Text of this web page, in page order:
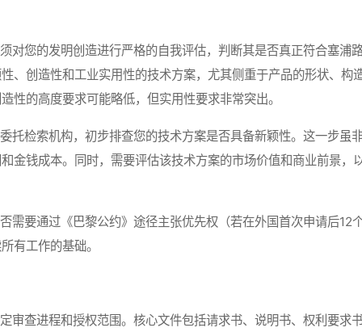
您的发明创造进行严格的自我评估，判断其是否真正符合塞浦
、创造性和工业实用性的技术方案，尤其侧重于产品的形状、构
性的高度要求可能略低，但实用性要求非常突出。
检索机构，初步排查您的技术方案是否具备新颖性。这一步虽
金钱成本。同时，需要评估该技术方案的市场价值和商业前景，
要通过《巴黎公约》途径主张优先权（若在外国首次申请后12
有工作的基础。
查进程和授权范围。核心文件包括请求书、说明书、权利要求书